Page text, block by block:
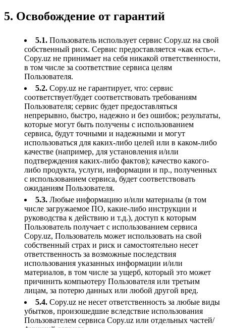
5. Освобождение от гарантий
5.1. Пользователь использует сервис Copy.uz на свой
собственный риск. Сервис предоставляется «как есть».
Copy.uz не принимает на себя никакой ответственности,
в том числе за соответствие сервиса целям
Пользователя.
5.2. Copy.uz не гарантирует, что: сервис
соответствует/будет соответствовать требованиям
Пользователя; сервис будет предоставляться
непрерывно, быстро, надежно и без ошибок; результаты,
которые могут быть получены с использованием
сервиса, будут точными и надежными и могут
использоваться для каких-либо целей или в каком-либо
качестве (например, для установления и/или
подтверждения каких-либо фактов); качество какого-
либо продукта, услуги, информации и пр., полученных
с использованием сервиса, будет соответствовать
ожиданиям Пользователя.
5.3. Любые информацию и/или материалы (в том
числе загружаемое ПО, какие-либо инструкции и
руководства к действию и т.д.), доступ к которым
Пользователь получает с использованием сервиса
Copy.uz, Пользователь может использовать на свой
собственный страх и риск и самостоятельно несет
ответственность за возможные последствия
использования указанных информации и/или
материалов, в том числе за ущерб, который это может
причинить компьютеру Пользователя или третьим
лицам, за потерю данных или любой другой вред.
5.4. Copy.uz не несет ответственность за любые виды
убытков, произошедшие вследствие использования
Пользователем сервиса Copy.uz или отдельных частей/